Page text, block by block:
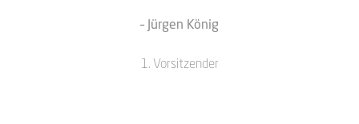
– Jürgen König
1. Vorsitzender